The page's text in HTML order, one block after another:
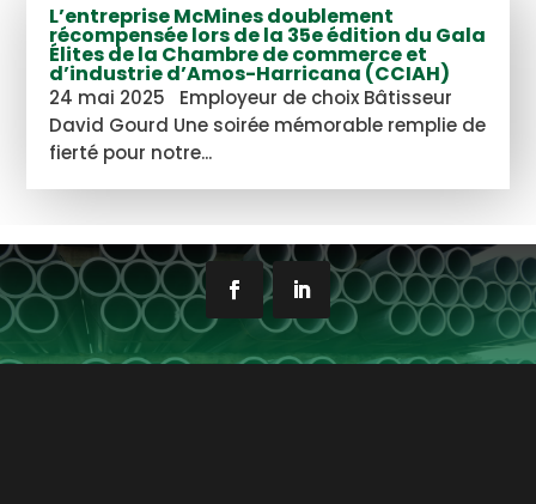
L’entreprise McMines doublement
récompensée lors de la 35e édition du Gala
Élites de la Chambre de commerce et
d’industrie d’Amos-Harricana (CCIAH)
24 mai 2025 Employeur de choix Bâtisseur
David Gourd Une soirée mémorable remplie de
fierté pour notre...